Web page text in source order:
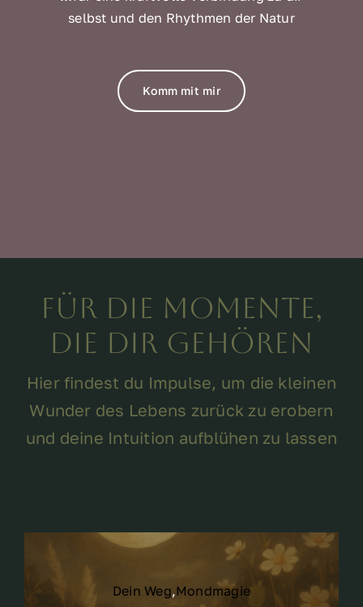
selbst und den Rhythmen der Natur
Komm mit mir
Für die Momente,
die dir gehören
Hier findest du Impulse, um die kleinen
Wunder des Lebens zurück zu erobern
und deine Intuition aufblühen zu lassen
Dein Weg,Mondmagie